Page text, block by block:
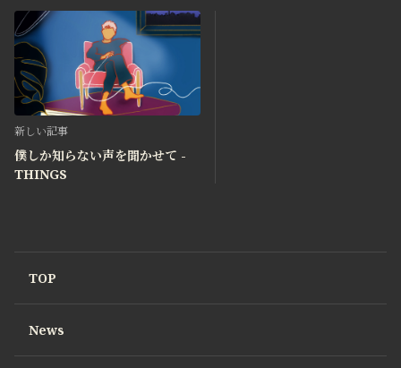
新しい記事
僕しか知らない声を聞かせて -
THINGS
TOP
News